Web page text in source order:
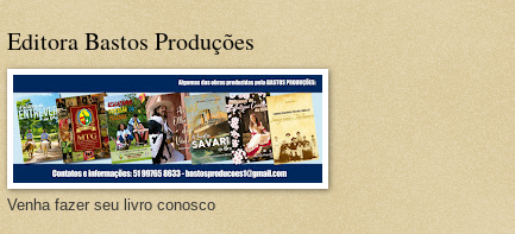
Editora Bastos Produções
Venha fazer seu livro conosco